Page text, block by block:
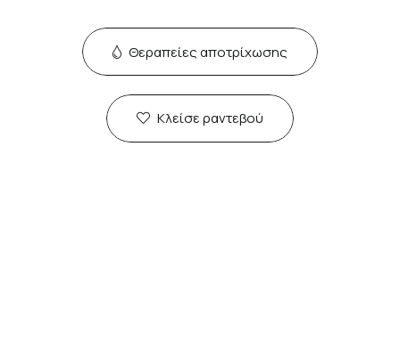
Θεραπείες αποτρίχωσης
Κλείσε ραντεβού